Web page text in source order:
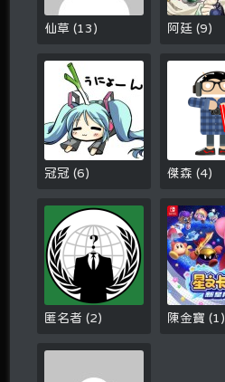
仙草(13 ) 阿廷(9)
冠冠(6) 傑森(4)
匿名者(2) 陳金寶(1 )